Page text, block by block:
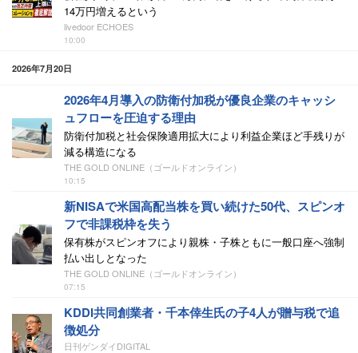
14万円増えるという
livedoor ECHOES
10:00
2026年7月20日
2026年4月導入の防衛付加税が優良企業のキャッシ
ュフローを圧迫する理由
防衛付加税と社会保険適用拡大により利益企業ほど手残りが
減る構造になる
THE GOLD ONLINE（ゴールドオンライン）
10:15
新NISAで米国高配当株を買い続けた50代、スピンオ
フで非課税枠を失う
保有株がスピンオフにより親株・子株ともに一般口座へ強制
払い出しとなった
THE GOLD ONLINE（ゴールドオンライン）
07:15
KDDI共同創業者・千本倖生氏の子4人が贈与税で追
徴処分
日刊ゲンダイDIGITAL